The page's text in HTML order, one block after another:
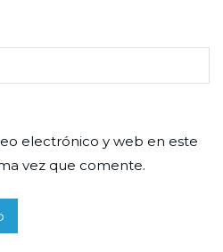
electrónico y web en este
vez que comente.